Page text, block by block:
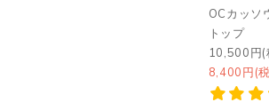
OCカッソ
トップ
10,500円
8,400円(